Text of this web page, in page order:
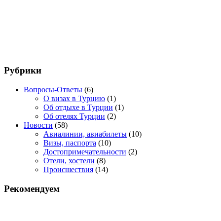
Рубрики
Вопросы-Ответы (6)
О визах в Турцию (1)
Об отдыхе в Турции (1)
Об отелях Турции (2)
Новости (58)
Авиалинии, авиабилеты (10)
Визы, паспорта (10)
Достопримечательности (2)
Отели, хостели (8)
Происшествия (14)
Рекомендуем